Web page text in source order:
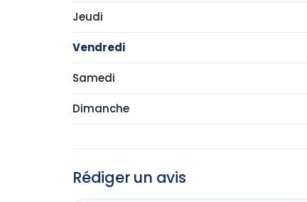
Jeudi
Vendredi
Samedi
Dimanche
Rédiger un avis